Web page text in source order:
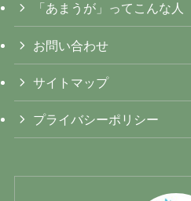
「あまうが」ってこんな人
お問い合わせ
サイトマップ
プライバシーポリシー